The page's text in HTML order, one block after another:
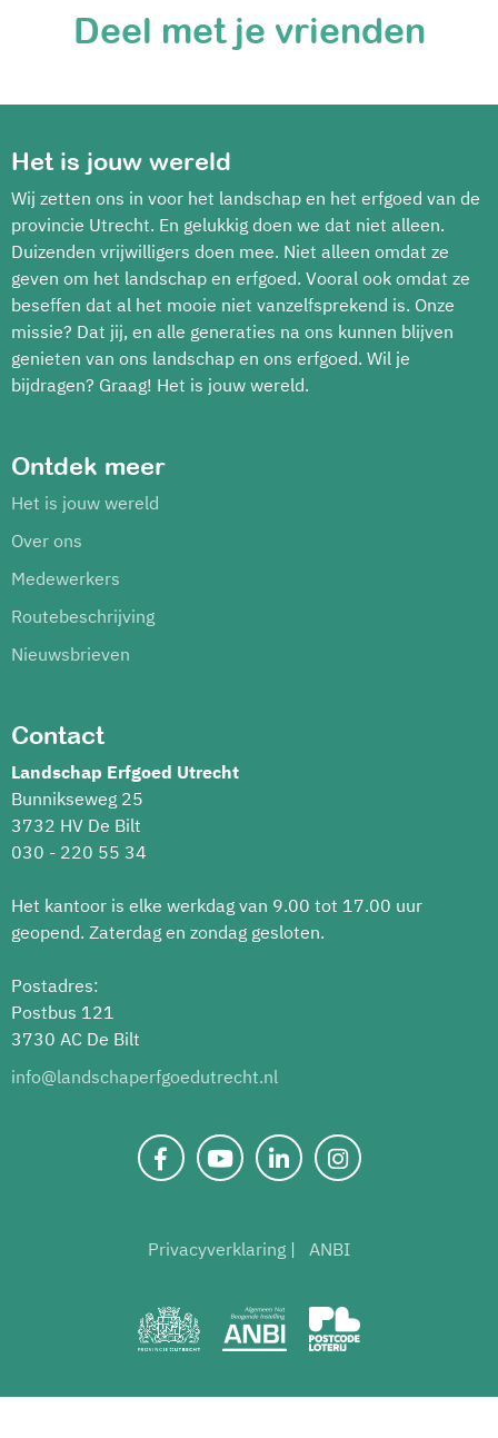
Deel met je vrienden
Het is jouw wereld
Wij zetten ons in voor het landschap en het erfgoed van de
provincie Utrecht. En gelukkig doen we dat niet alleen.
Duizenden vrijwilligers doen mee. Niet alleen omdat ze
geven om het landschap en erfgoed. Vooral ook omdat ze
beseffen dat al het mooie niet vanzelfsprekend is. Onze
missie? Dat jij, en alle generaties na ons kunnen blijven
genieten van ons landschap en ons erfgoed. Wil je
bijdragen? Graag! Het is jouw wereld.
Ontdek meer
Het is jouw wereld
Over ons
Medewerkers
Routebeschrijving
Nieuwsbrieven
Contact
Landschap Erfgoed Utrecht
Bunnikseweg 25
3732 HV De Bilt
030 - 220 55 34
Het kantoor is elke werkdag van 9.00 tot 17.00 uur
geopend. Zaterdag en zondag gesloten.
Postadres:
Postbus 121
3730 AC De Bilt
info@landschaperfgoedutrecht.nl
Privacyverklaring ANBI